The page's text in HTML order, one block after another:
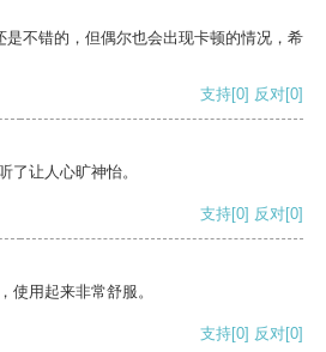
是不错的，但偶尔也会出现卡顿的情况，希
支持[0] 反对[0]
了让人心旷神怡。
支持[0] 反对[0]
使用起来非常舒服。
支持[0] 反对[0]